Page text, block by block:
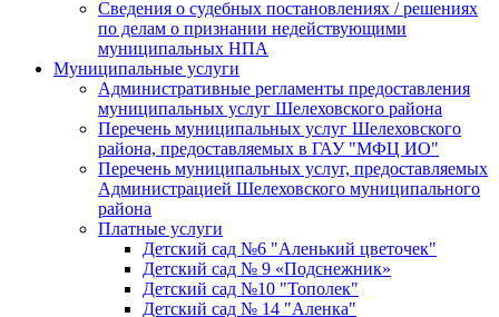
Сведения о судебных постановлениях / решениях
по делам о признании недействующими
муниципальных НПА
Муниципальные услуги
Административные регламенты предоставления
муниципальных услуг Шелеховского района
Перечень муниципальных услуг Шелеховского
района, предоставляемых в ГАУ "МФЦ ИО"
Перечень муниципальных услуг, предоставляемых
Администрацией Шелеховского муниципального
района
Платные услуги
Детский сад №6 "Аленький цветочек"
Детский сад № 9 «Подснежник»
Детский сад №10 "Тополек"
Детский сад № 14 "Аленка"